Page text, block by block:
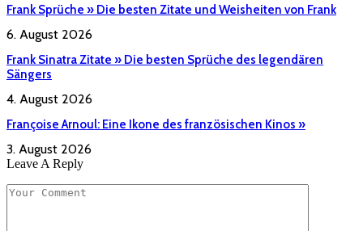
Frank Sprüche » Die besten Zitate und Weisheiten von Frank
6. August 2026
Frank Sinatra Zitate » Die besten Sprüche des legendären
Sängers
4. August 2026
Françoise Arnoul: Eine Ikone des französischen Kinos »
3. August 2026
Leave A Reply